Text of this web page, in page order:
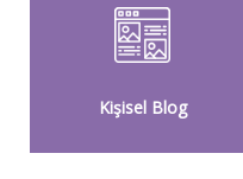
Kişisel Blog